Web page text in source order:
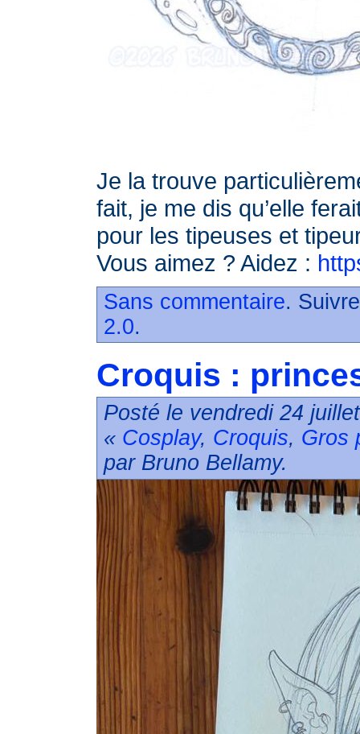
Je la trouve
fait, je me dis qu’elle
pour les tipeuses et
Vous aimez ? Aidez :
Sans commentaire.
2.0.
Croquis :
Posté le vendredi 24
« Cosplay, Croquis, Gros
par Bruno Bellamy.